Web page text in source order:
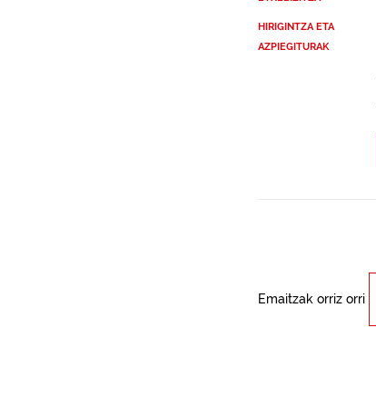
HIRIGINTZA ETA
AZPIEGITURAK
Emaitzak orriz orri